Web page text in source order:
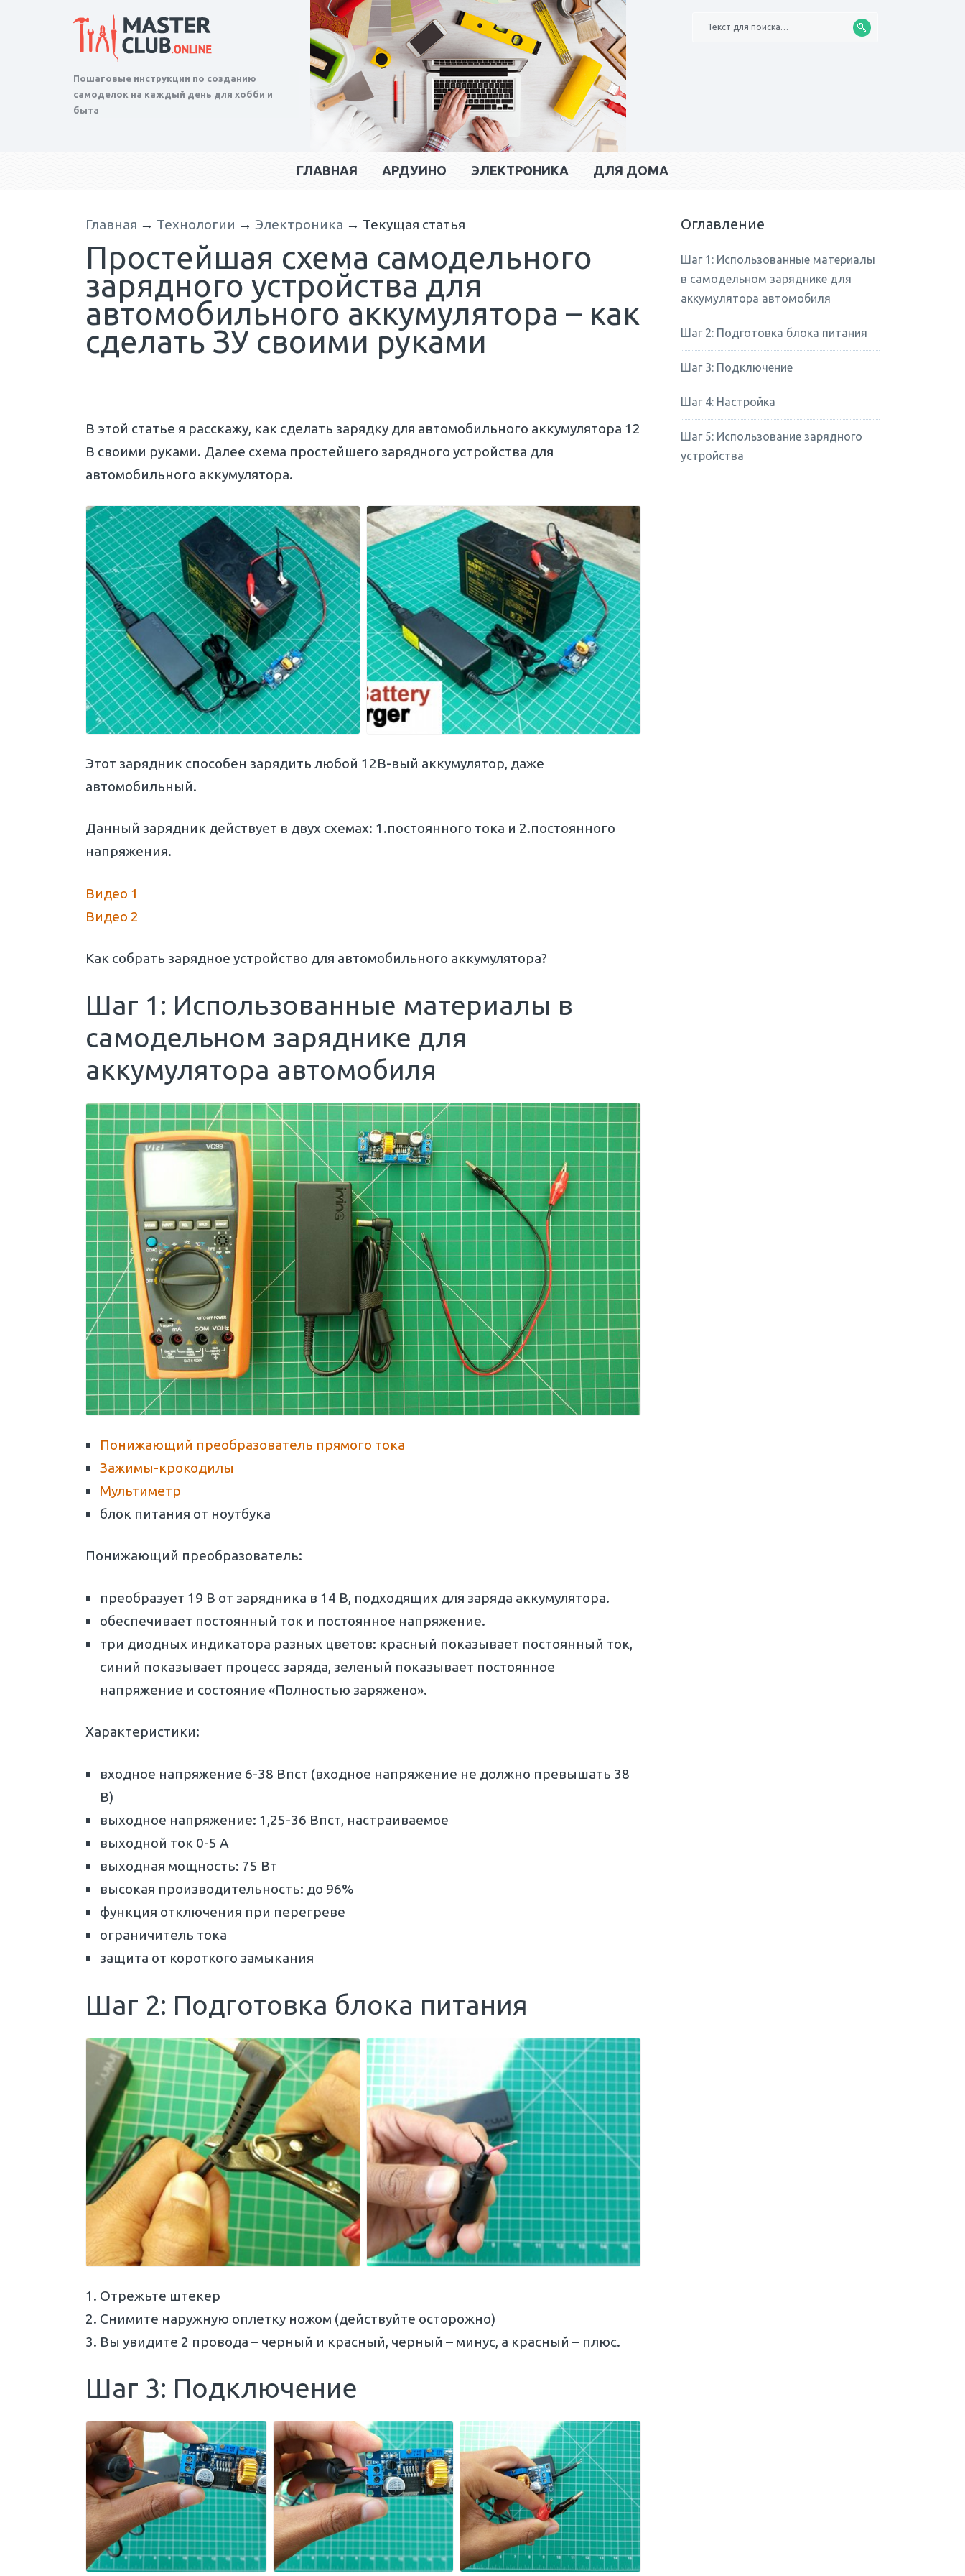
Пошаговые инструкции по созданию
самоделок на каждый день для хобби и
быта
Текст для поиска…
ГЛАВНАЯ АРДУИНО ЭЛЕКТРОНИКА ДЛЯ ДОМА
Главная → Технологии →Электроника → Текущая статья
Простейшая схема самодельного
зарядного устройства для
автомобильного аккумулятора – как
сделать ЗУ своими руками
В этой статье я расскажу, как сделать зарядку для автомобильного аккумулятора 12
В своими руками. Далее схема простейшего зарядного устройства для
автомобильного аккумулятора.
Этот зарядник способен зарядить любой 12В-вый аккумулятор, даже
автомобильный.
Данный зарядник действует в двух схемах: 1.постоянного тока и 2.постоянного
напряжения.
Видео 1
Видео 2
Как собрать зарядное устройство для автомобильного аккумулятора?
Шаг 1: Использованные материалы в
самодельном заряднике для
аккумулятора автомобиля
Понижающий преобразователь прямого тока
Зажимы-крокодилы
Мультиметр
блок питания от ноутбука
Понижающий преобразователь:
преобразует 19 В от зарядника в 14 В, подходящих для заряда аккумулятора.
обеспечивает постоянный ток и постоянное напряжение.
три диодных индикатора разных цветов: красный показывает постоянный ток,
синий показывает процесс заряда, зеленый показывает постоянное
напряжение и состояние «Полностью заряжено».
Характеристики:
входное напряжение 6-38 Впст (входное напряжение не должно превышать 38
В)
выходное напряжение: 1,25-36 Впст, настраиваемое
выходной ток 0-5 А
выходная мощность: 75 Вт
высокая производительность: до 96%
функция отключения при перегреве
ограничитель тока
защита от короткого замыкания
Шаг 2: Подготовка блока питания
Отрежьте штекер
Снимите наружную оплетку ножом (действуйте осторожно)
Вы увидите 2 провода – черный и красный, черный – минус, а красный – плюс.
Шаг 3: Подключение
Оглавление
Шаг 1: Использованные материалы
в самодельном заряднике для
аккумулятора автомобиля
Шаг 2: Подготовка блока питания
Шаг 3: Подключение
Шаг 4: Настройка
Шаг 5: Использование зарядного
устройства